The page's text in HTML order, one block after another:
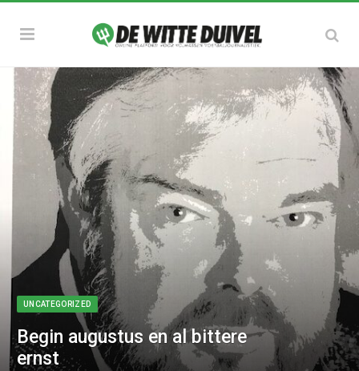
UNCATEGORIZED
Begin augustus en al bittere
ernst